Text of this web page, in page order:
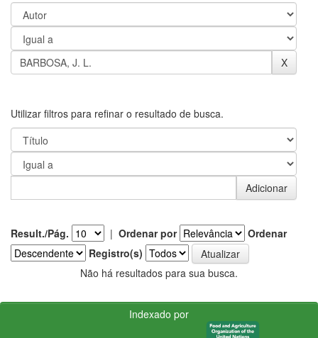
Utilizar filtros para refinar o resultado de busca.
Result./Pág. | Ordenar por
Ordenar
Registro(s)
Não há resultados para sua busca.
Indexado por